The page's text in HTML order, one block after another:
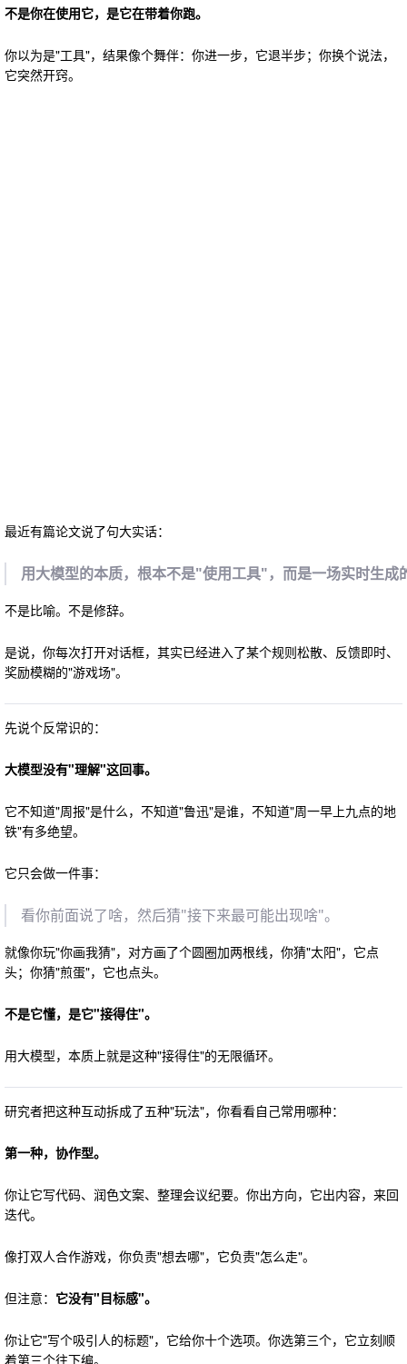
不是你在使用它，是它在带着你跑。
你以为是"工具"，结果像个舞伴：你进一步，它退半步；你换个说法，
它突然开窍。
最近有篇论文说了句大实话：
用大模型的本质，根本不是"使用工具"，而是一场实时生成
不是比喻。不是修辞。
是说，你每次打开对话框，其实已经进入了某个规则松散、反馈即时、
奖励模糊的"游戏场"。
先说个反常识的：
大模型没有"理解"这回事。
它不知道"周报"是什么，不知道"鲁迅"是谁，不知道"周一早上九点的地
铁"有多绝望。
它只会做一件事：
看你前面说了啥，然后猜"接下来最可能出现啥"。
就像你玩"你画我猜"，对方画了个圆圈加两根线，你猜"太阳"，它点
头；你猜"煎蛋"，它也点头。
不是它懂，是它"接得住"。
用大模型，本质上就是这种"接得住"的无限循环。
研究者把这种互动拆成了五种"玩法"，你看看自己常用哪种：
第一种，协作型。
你让它写代码、润色文案、整理会议纪要。你出方向，它出内容，来回
迭代。
像打双人合作游戏，你负责"想去哪"，它负责"怎么走"。
但注意： 它没有"目标感"。
你让它"写个吸引人的标题"，它给你十个选项。你选第三个，它立刻顺
着第三个往下编。